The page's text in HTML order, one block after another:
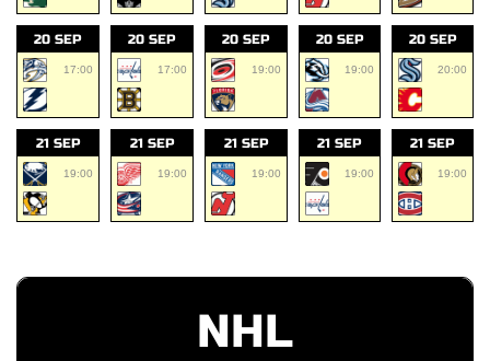
20 SEP
17:00
20 SEP
17:00
20 SEP
19:00
20 SEP
19:00
20 SEP
20:00
21 SEP
19:00
21 SEP
19:00
21 SEP
19:00
21 SEP
19:00
21 SEP
19:00
NHL